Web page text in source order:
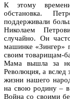
К этому
обстановка.
поддерживали
Николаем
случайно. Он
машинке «Зингер»
своим товарищам-
Мама вышла за
Революция, а вслед
жизни нашего
на свою родину –
Война со своими